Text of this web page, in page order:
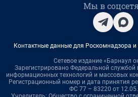
Мы в
Контактные данные для Роскомнадзора и
Сетевое издание «Барнаул
Зарегистрировано Федеральной службой
информационных технологий и массовых
Регистрационный номер и дата принятия
ФС 77 – 83220 от